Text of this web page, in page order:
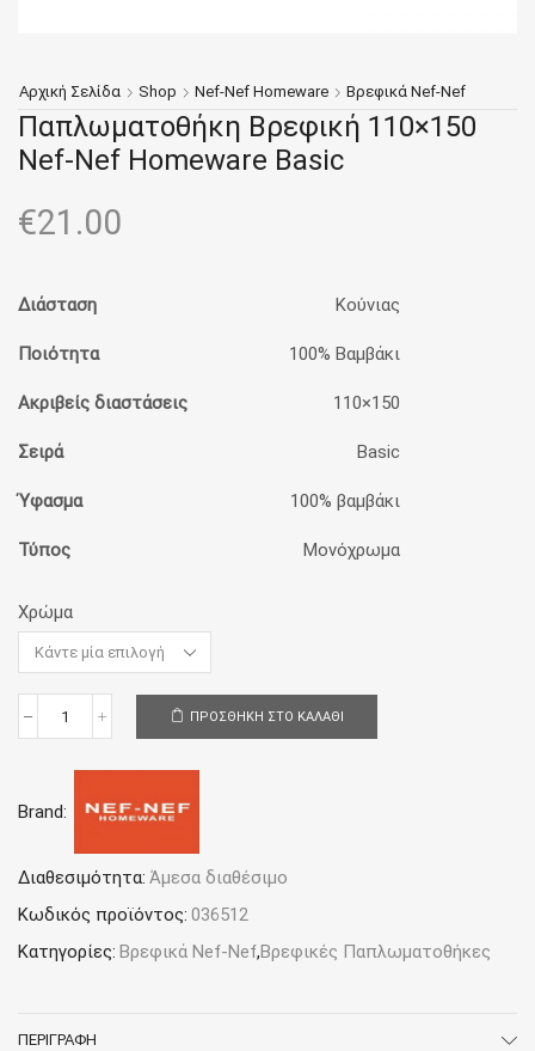
Αρχική Σελίδα Shop Nef-Nef Homeware Βρεφικά Nef-Nef
Παπλωματοθήκη Βρεφική 110×150
Nef-Nef Homeware Basic
€21.00
Διάσταση Κούνιας
Ποιότητα 100% Βαμβάκι
Ακριβείς διαστάσεις 110×150
Σειρά Basic
Ύφασμα 100% βαμβάκι
Τύπος Μονόχρωμα
Χρώμα
Παπλωματοθήκη
110x150
Nef
Basic
ποσότητα
ΠΡΟΣΘΉΚΗ ΣΤΟ ΚΑΛΆΘΙ
Brand:
Διαθεσιμότητα: Άμεσα διαθέσιμο
Κωδικός προϊόντος: 036512
Κατηγορίες: Βρεφικά Nef-Nef,Βρεφικές Παπλωματοθήκες
ΠΕΡΙΓΡΑΦΉ